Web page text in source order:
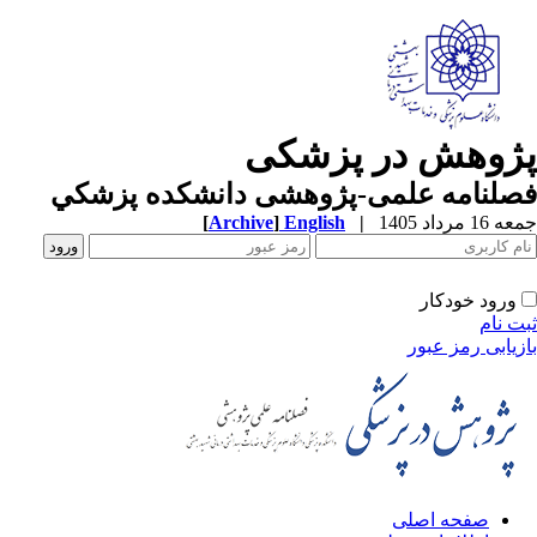
پژوهش در پزشکی
فصلنامه علمی-پژوهشی دانشکده پزشکي
جمعه 16 مرداد 1405 |
English
[Archive]
ورود خودکار
ثبت نام
بازیابی رمز عبور
صفحه اصلی